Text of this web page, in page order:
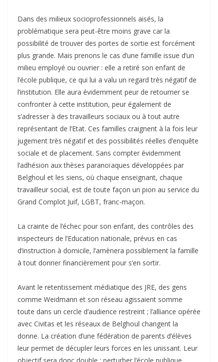
Dans des milieux socioprofessionnels aisés, la
problématique sera peut-être moins grave car la
possibilité de trouver des portes de sortie est forcément
plus grande. Mais prenons le cas d’une famille issue d’un
milieu employé ou ouvrier : elle a retiré son enfant de
l’école publique, ce qui lui a valu un regard très négatif de
l’institution. Elle aura évidemment peur de retourner se
confronter à cette institution, peur également de
s’adresser à des travailleurs sociaux ou à tout autre
représentant de l’Etat. Ces familles craignent à la fois leur
jugement très négatif et des possibilités réelles d’enquête
sociale et de placement. Sans compter évidemment
l’adhésion aux thèses paranoïaques développées par
Belghoul et les siens, où chaque enseignant, chaque
travailleur social, est de toute façon un pion au service du
Grand Complot Juif, LGBT, franc-maçon.
La crainte de l’échec pour son enfant, des contrôles des
inspecteurs de l’Education nationale, prévus en cas
d’instruction à domicile, l’amènera possiblement la famille
à tout donner financièrement pour s’en sortir.
Avant le retentissement médiatique des JRE, des gens
comme Weidmann et son réseau agissaient somme
toute dans un cercle d’audience restreint ; l’alliance opérée
avec Civitas et les réseaux de Belghoul changent la
donne. La création d’une fédération de parents d’élèves
leur permet de décupler leurs forces en les unissant. Leur